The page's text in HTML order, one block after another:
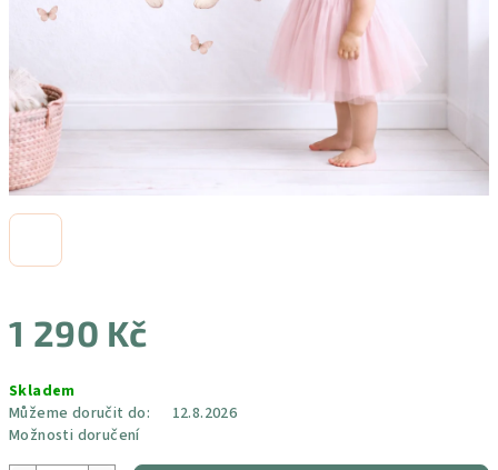
1 290 Kč
cena:
Skladem
Můžeme doručit do:
12.8.2026
Možnosti doručení